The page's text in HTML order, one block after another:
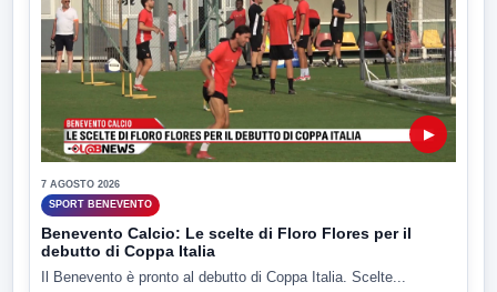
▶
7 AGOSTO 2026
SPORT BENEVENTO
Benevento Calcio: Le scelte di Floro Flores per il
debutto di Coppa Italia
Il Benevento è pronto al debutto di Coppa Italia. Scelte...